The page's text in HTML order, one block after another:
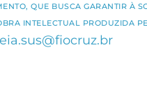
QUE BUSCA GARANTIR À
INTELECTUAL PRODUZIDA